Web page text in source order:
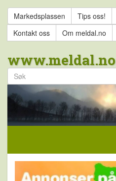
Markedsplassen Tips oss!
Kontakt oss
Om meldal.no
www.meldal.no